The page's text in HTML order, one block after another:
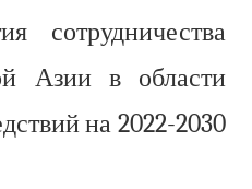
сотрудничества
Азии в области
на 2022-2030